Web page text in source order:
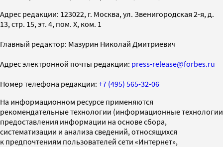
Адрес редакции: 123022, г. Москва, ул. Звенигородская 2-я, д.
13, стр. 15, эт. 4, пом. X, ком. 1
Главный редактор: Мазурин Николай Дмитриевич
Адрес электронной почты редакции: press-release@forbes.ru
Номер телефона редакции: +7 (495) 565-32-06
На информационном ресурсе применяются
рекомендательные технологии (информационные технологии
предоставления информации на основе сбора,
систематизации и анализа сведений, относящихся
к предпочтениям пользователей сети «Интернет»,